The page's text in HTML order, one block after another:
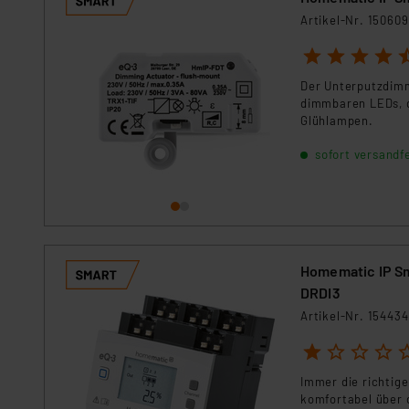
Artikel-Nr. 150609
1 2 3 4 5
Der
dimmbaren LEDs,
Glühlampen.
sofort
Homematic IP
DRDI3
Artikel-Nr. 154434
1 2 3 4 5
Immer die
komfortabel über